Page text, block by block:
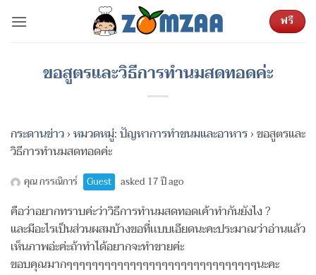
ฟรี
ขอสูตรและวิธีการทำนมสดทอดค่ะ
กระดานข่าว›หมวดหมู่: ปัญหาการทำขนมและอาหาร›ขอสูตรและ
วิธีการทำนมสดทอดค่ะ
คุณ กรรณิการ์ Guest asked 17 ปี ago
คือว่าอยากทราบค่ะว่าวิธีการทำนมสดทอดเค้าทำกันยังไง ?
และมีอะไรเป็นส่วนผสมบ้างขอที่เเบบเอียดนะคะประมาณว่าอ่านแล้ว
เห็นภาพอ่ะค่ะถ้าทำได้อยากจะทำขายค่ะ
ขอบคุณมากๆๆๆๆๆๆๆๆๆๆๆๆๆๆๆๆๆๆๆๆๆๆๆๆๆๆๆๆๆๆนะคะ